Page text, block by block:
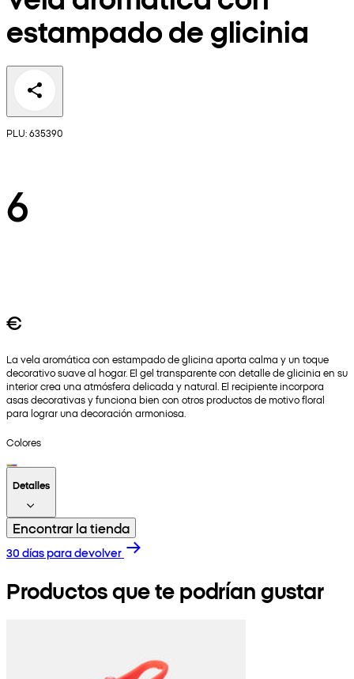
estampado de glicinia
PLU: 635390
6
€
La vela aromática con estampado de glicina aporta calma y un toque
decorativo suave al hogar. El gel transparente con detalle de glicinia en su
interior crea una atmósfera delicada y natural. El recipiente incorpora
asas decorativas y funciona bien con otros productos de motivo floral
para lograr una decoración armoniosa.
Colores
Detalles
Encontrar la tienda
30 días para devolver
Productos que te podrían gustar